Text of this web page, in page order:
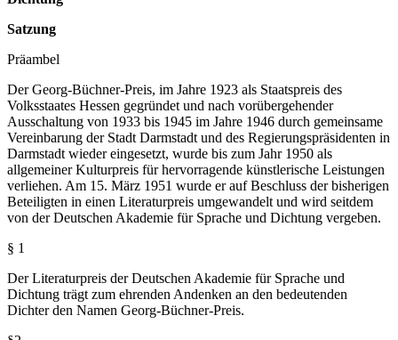
Satzung
Präambel
Der Georg-Büchner-Preis, im Jahre 1923 als Staatspreis des
Volksstaates Hessen gegründet und nach vorübergehender
Ausschaltung von 1933 bis 1945 im Jahre 1946 durch gemeinsame
Vereinbarung der Stadt Darmstadt und des Regierungspräsidenten in
Darmstadt wieder eingesetzt, wurde bis zum Jahr 1950 als
allgemeiner Kulturpreis für hervorragende künstlerische Leistungen
verliehen. Am 15. März 1951 wurde er auf Beschluss der bisherigen
Beteiligten in einen Literaturpreis umgewandelt und wird seitdem
von der Deutschen Akademie für Sprache und Dichtung vergeben.
§ 1
Der Literaturpreis der Deutschen Akademie für Sprache und
Dichtung trägt zum ehrenden Andenken an den bedeutenden
Dichter den Namen Georg-Büchner-Preis.